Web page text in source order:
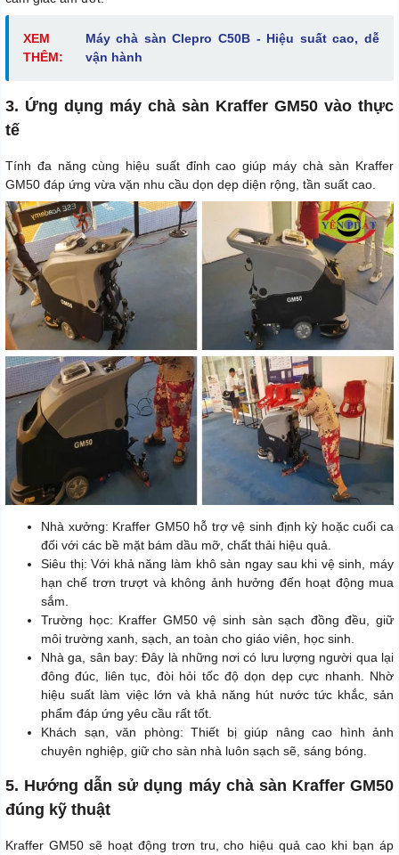
XEM
THÊM:
Máy chà sàn Clepro C50B - Hiệu suất cao, dễ
vận hành
3. Ứng dụng máy chà sàn Kraffer GM50 vào thực
tế
Tính đa năng cùng hiệu suất đỉnh cao giúp máy chà sàn Kraffer
GM50 đáp ứng vừa vặn nhu cầu dọn dẹp diện rộng, tần suất cao.
Nhà xưởng: Kraffer GM50 hỗ trợ vệ sinh định kỳ hoặc cuối ca
đối với các bề mặt bám dầu mỡ, chất thải hiệu quả.
Siêu thị: Với khả năng làm khô sàn ngay sau khi vệ sinh, máy
hạn chế trơn trượt và không ảnh hưởng đến hoạt động mua
sắm.
Trường học: Kraffer GM50 vệ sinh sàn sạch đồng đều, giữ
môi trường xanh, sạch, an toàn cho giáo viên, học sinh.
Nhà ga, sân bay: Đây là những nơi có lưu lượng người qua lại
đông đúc, liên tục, đòi hỏi tốc độ dọn dẹp cực nhanh. Nhờ
hiệu suất làm việc lớn và khả năng hút nước tức khắc, sản
phẩm đáp ứng yêu cầu rất tốt.
Khách sạn, văn phòng: Thiết bị giúp nâng cao hình ảnh
chuyên nghiệp, giữ cho sàn nhà luôn sạch sẽ, sáng bóng.
5. Hướng dẫn sử dụng máy chà sàn Kraffer GM50
đúng kỹ thuật
Kraffer GM50 sẽ hoạt động trơn tru, cho hiệu quả cao khi bạn áp